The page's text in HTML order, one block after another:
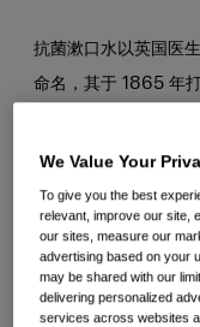
抗菌漱口水以英国医
命名，其于 1865 年
中手术的第一名外科
正如您所想象的那样
致患者死亡率大幅下
We Value Your
To give you the best
relevant, improve our site,
our sites, measure our
advertising based on your
may be shared with our
delivering personalized
services across websites